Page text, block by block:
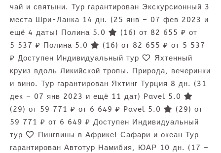
чай и святыни. Тур гарантирован Экскурсионный 3
места Шри-Ланка 14 дн. (25 янв – 07 фев 2023 и
ещё 4 даты) Полина 5.0 (16) от 82 655 ₽ от
5 537 ₽ Полина 5.0 (16) от 82 655 ₽ от 5 537
₽ Доступен Индивидуальный тур
Яхтенный
круиз вдоль Ликийской тропы. Природа, вечеринки
и вино. Тур гарантирован Яхтинг Турция 8 дн. (31
дек – 07 янв 2023 и ещё 11 дат) Pavel 5.0
(29) от 59 771 ₽ от 6 649 ₽ Pavel 5.0 (29) от
59 771 ₽ от 6 649 ₽ Доступен Индивидуальный
тур
Пингвины в Африке! Сафари и океан Тур
гарантирован Автотур Намибия, ЮАР 10 дн. (17 –